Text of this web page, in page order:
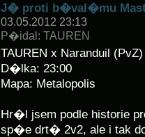
J� proti b�val�mu
03.05.2012 23:13
P�idal: TAUREN
TAUREN x Naranduil (PvZ)
D�lka: 23:00
Mapa: Metalopolis
Hr�l jsem podle historie
sp�e drt� 2v2, ale i tak